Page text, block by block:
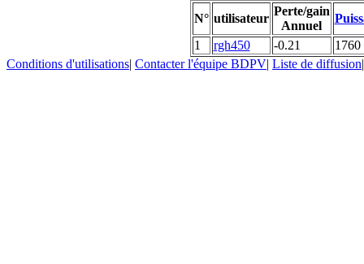
N° utilisateur
Perte/gain
Annuel
1
rgh450 -0.21
1760
Conditions d'utilisations| Contacter l'équipe BDPV| Liste de diffusion